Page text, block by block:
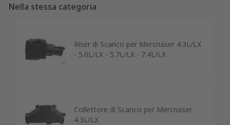
Nella stessa categoria
Riser di Scarico per Mercruiser 4.3L/LX
- 5.0L/LX - 5.7L/LX - 7.4L/LX
Collettore di Scarico per Mercruiser
4.3L/LX